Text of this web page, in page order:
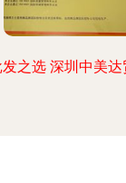
之选 深圳中美